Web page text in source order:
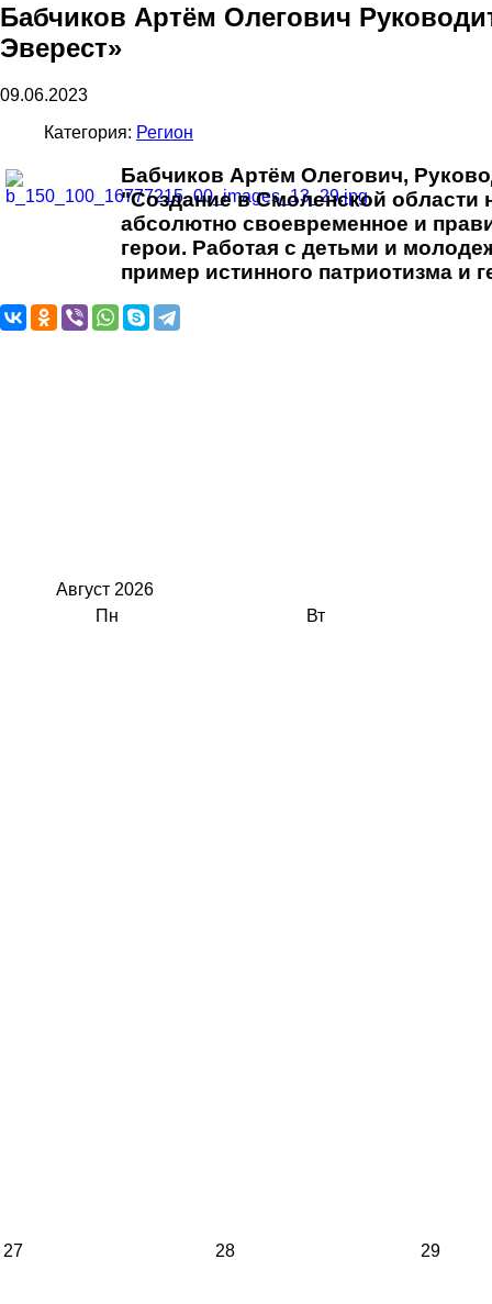
Бабчиков Артём Олегович
Эверест»
09.06.2023
Категория: Регион
Бабчиков Артём Олегович,
"Создание в Смоленской
абсолютно своевременное и
герои. Работая с детьми и
пример истинного патриотизма и
Август 2026
Пн
Вт
27 28 29